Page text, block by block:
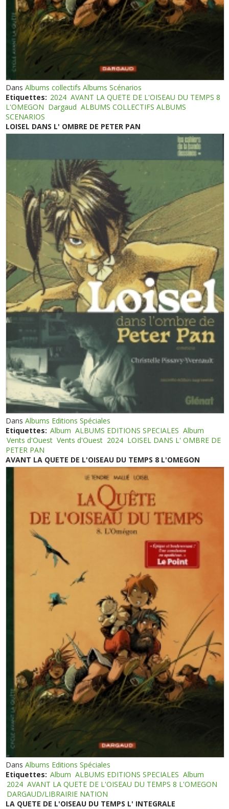
DansAlbums collectifs Albums Scénarios
Etiquettes: 2024 AVANT LA QUETE DE L'OISEAU DU TEMPS 8
L'OMEGON Dargaud ALBUMS COLLECTIFS ALBUMS
SCENARIOS
LOISEL DANS L' OMBRE DE PETER PAN
DansAlbums Editions Spéciales
Etiquettes: Album ALBUMS EDITIONS SPECIALES Album
Vents d'Ouest Vents d'Ouest 2024 LOISEL DANS L' OMBRE DE
PETER PAN
AVANT LA QUETE DE L'OISEAU DU TEMPS 8 L'OMEGON
DansAlbums Editions Spéciales
Etiquettes: Album ALBUMS EDITIONS SPECIALES Album
2024 AVANT LA QUETE DE L'OISEAU DU TEMPS 8 L'OMEGON
DARGAUD/LIBRAIRIE NATION
LA QUETE DE L'OISEAU DU TEMPS L' INTEGRALE